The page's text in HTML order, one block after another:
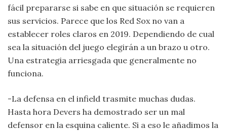
fácil prepararse si sabe en que situación se requieren
sus servicios. Parece que los Red Sox no van a
establecer roles claros en 2019. Dependiendo de cual
sea la situación del juego elegirán a un brazo u otro.
Una estrategia arriesgada que generalmente no
funciona.
-La defensa en el infield trasmite muchas dudas.
Hasta hora Devers ha demostrado ser un mal
defensor en la esquina caliente. Si a eso le añadimos la